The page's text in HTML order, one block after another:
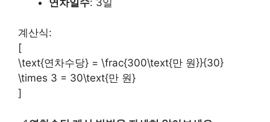
계산식:
[
\text{연차수당} = \frac{300\text{만 원}}{30}
\times 3 = 30\text{만 원}
]